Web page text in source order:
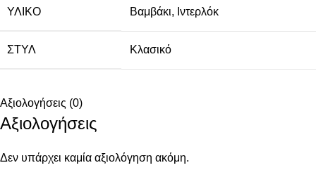
ΥΛΙΚΌ Βαμβάκι, Ιντερλόκ
ΣΤΥΛ Κλασικό
Αξιολογήσεις (0)
Αξιολογήσεις
Δεν υπάρχει καμία αξιολόγηση ακόμη.